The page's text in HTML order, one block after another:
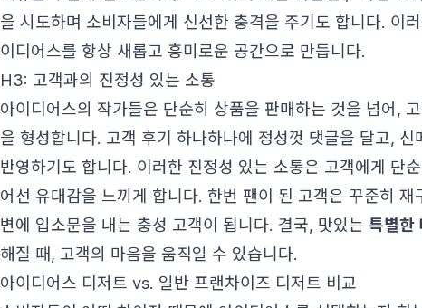
을 시도하며 소비자들에게 신선한 충격을 주기도 합니다. 이
이디어스를 항상 새롭고 흥미로운 공간으로 만듭니다.
H3: 고객과의 진정성 있는 소통
아이디어스의 작가들은 단순히 상품을 판매하는 것을 넘어,
을 형성합니다. 고객 후기 하나하나에 정성껏 댓글을 달고,
반영하기도 합니다. 이러한 진정성 있는 소통은 고객에게 단
어선 유대감을 느끼게 합니다. 한번 팬이 된 고객은 꾸준히
변에 입소문을 내는 충성 고객이 됩니다. 결국, 맛있는 특별한
해질 때, 고객의 마음을 움직일 수 있습니다.
아이디어스 디저트 vs. 일반 프랜차이즈 디저트 비교